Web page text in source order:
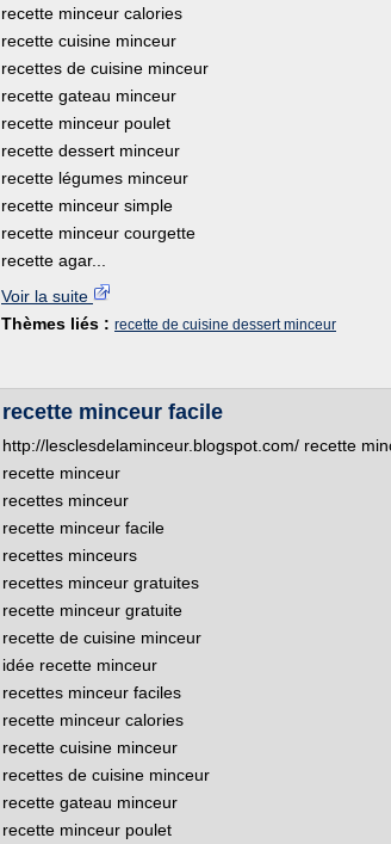
recette minceur calories
recette cuisine minceur
recettes de cuisine minceur
recette gateau minceur
recette minceur poulet
recette dessert minceur
recette légumes minceur
recette minceur simple
recette minceur courgette
recette agar...
Voir la suite
Thèmes liés : recette de cuisine dessert minceur
recette minceur facile
http://lesclesdelaminceur.blogspot.com/ recette
recette minceur
recettes minceur
recette minceur facile
recettes minceurs
recettes minceur gratuites
recette minceur gratuite
recette de cuisine minceur
idée recette minceur
recettes minceur faciles
recette minceur calories
recette cuisine minceur
recettes de cuisine minceur
recette gateau minceur
recette minceur poulet